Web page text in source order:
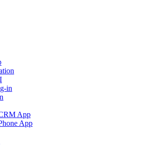
in
App
App